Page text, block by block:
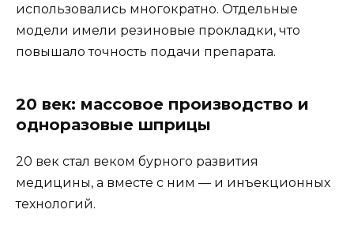
использовались многократно. Отдельные
модели имели резиновые прокладки, что
повышало точность подачи препарата.
20 век: массовое производство и
одноразовые шприцы
20 век стал веком бурного развития
медицины, а вместе с ним — и инъекционных
технологий.